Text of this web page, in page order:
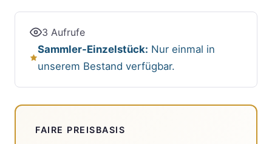
3 Aufrufe
Sammler-Einzelstück: Nur einmal in
unserem Bestand verfügbar.
FAIRE PREISBASIS